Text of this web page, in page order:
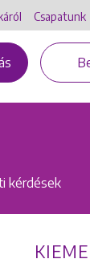
Csapatunk
kérdések